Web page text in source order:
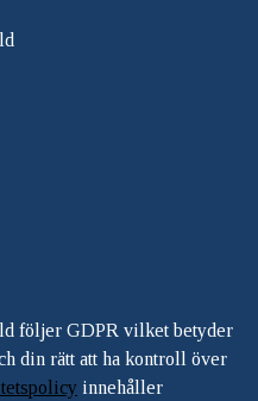
följer GDPR vilket betyder
din rätt att ha kontroll över
innehåller